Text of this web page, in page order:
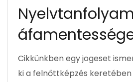
Nyelvtanfolyam
Cikkünkben egy jogeset
ki a felnőttképzés